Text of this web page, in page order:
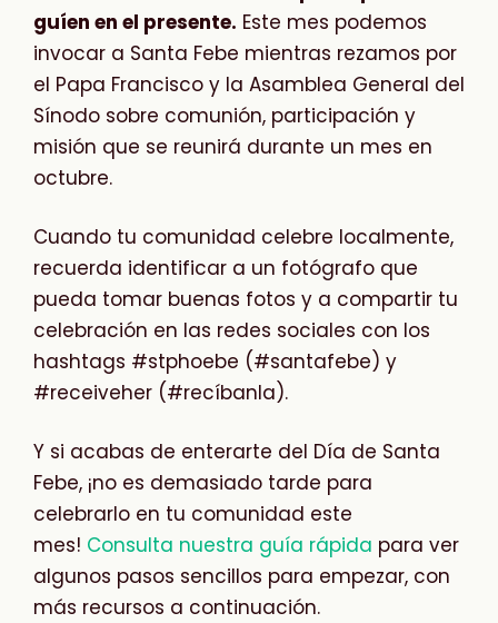
guíen en el presente. Este mes podemos
invocar a Santa Febe mientras rezamos por
el Papa Francisco y la Asamblea General del
Sínodo sobre comunión, participación y
misión que se reunirá durante un mes en
octubre.
Cuando tu comunidad celebre localmente,
recuerda identificar a un fotógrafo que
pueda tomar buenas fotos y a compartir tu
celebración en las redes sociales con los
hashtags #stphoebe (#santafebe) y
#receiveher (#recíbanla).
Y si acabas de enterarte del Día de Santa
Febe, ¡no es demasiado tarde para
celebrarlo en tu comunidad este
mes! Consulta nuestra guía rápida para ver
algunos pasos sencillos para empezar, con
más recursos a continuación.